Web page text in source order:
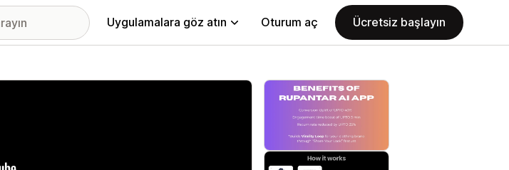
Uygulamalara göz atın Oturum aç Ücretsiz başlayın